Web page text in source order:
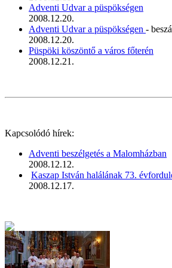
Adventi Udvar a püspökségen
2008.12.20.
Adventi Udvar a püspökségen -
2008.12.20.
Püspöki köszöntő a város főterén
2008.12.21.
Kapcsolódó hírek:
Adventi beszélgetés a Malomházban
2008.12.12.
Kaszap István halálának 73.
2008.12.17.